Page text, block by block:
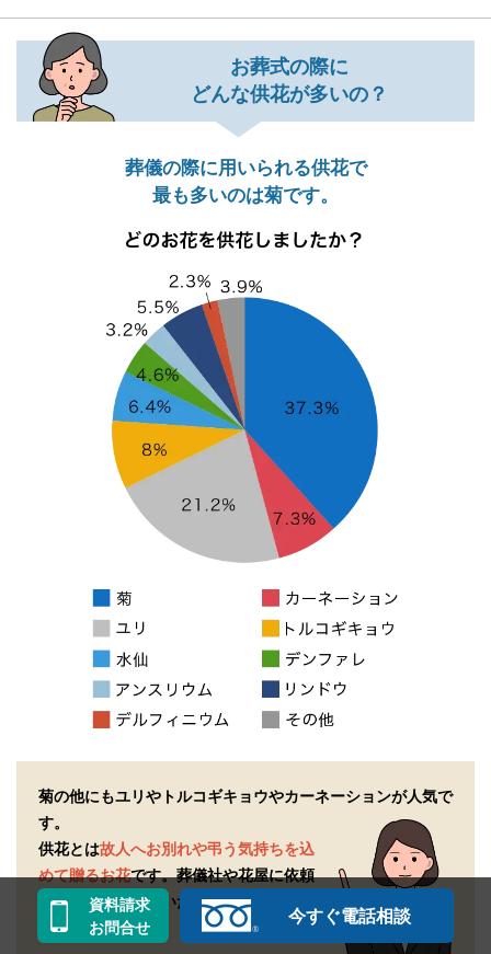
お葬式の際に
どんな供花が多いの？
葬儀の際に用いられる供花で
最も多いのは菊です。
菊の他にもユリやトルコギキョウやカーネーションが人気で
す。
供花とは故人へお別れや弔う気持ちを込
めて贈るお花です。葬儀社や花屋に依頼
することでご準備いただけます。
資料請求
お問合せ
今すぐ電話相談